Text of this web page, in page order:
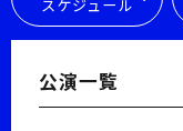
スケジュール
公演一覧